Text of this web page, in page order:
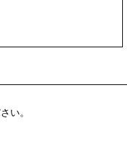
い。